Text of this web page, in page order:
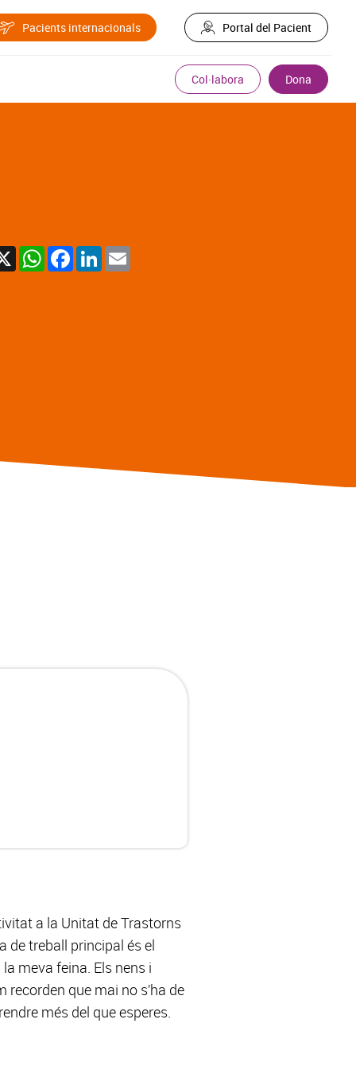
Pacients internacionals Portal del Pacient
Col·labora Dona
X WhatsAppFacebook
LinkedIn
a la Unitat de Trastorns
de treball principal és el
meva feina. Els nens i
recorden que mai no s’ha de
més del que esperes.